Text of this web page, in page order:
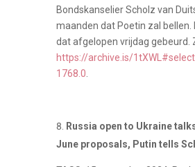
Bondskanselier Scholz van
maanden dat Poetin zal bellen.
dat afgelopen vrijdag gebeurd.
https://archive.is/
1768.0
Russia open to Ukraine
June proposals, Putin tells